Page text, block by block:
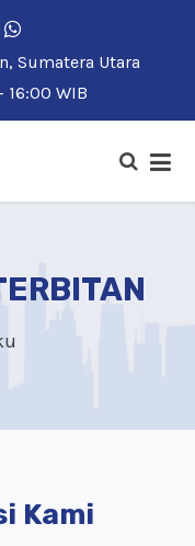
Sumatera Utara
WIB
Kami